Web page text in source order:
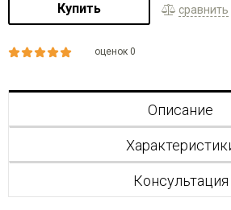
Купить сравнить
оценок 0
Описание
Консультация